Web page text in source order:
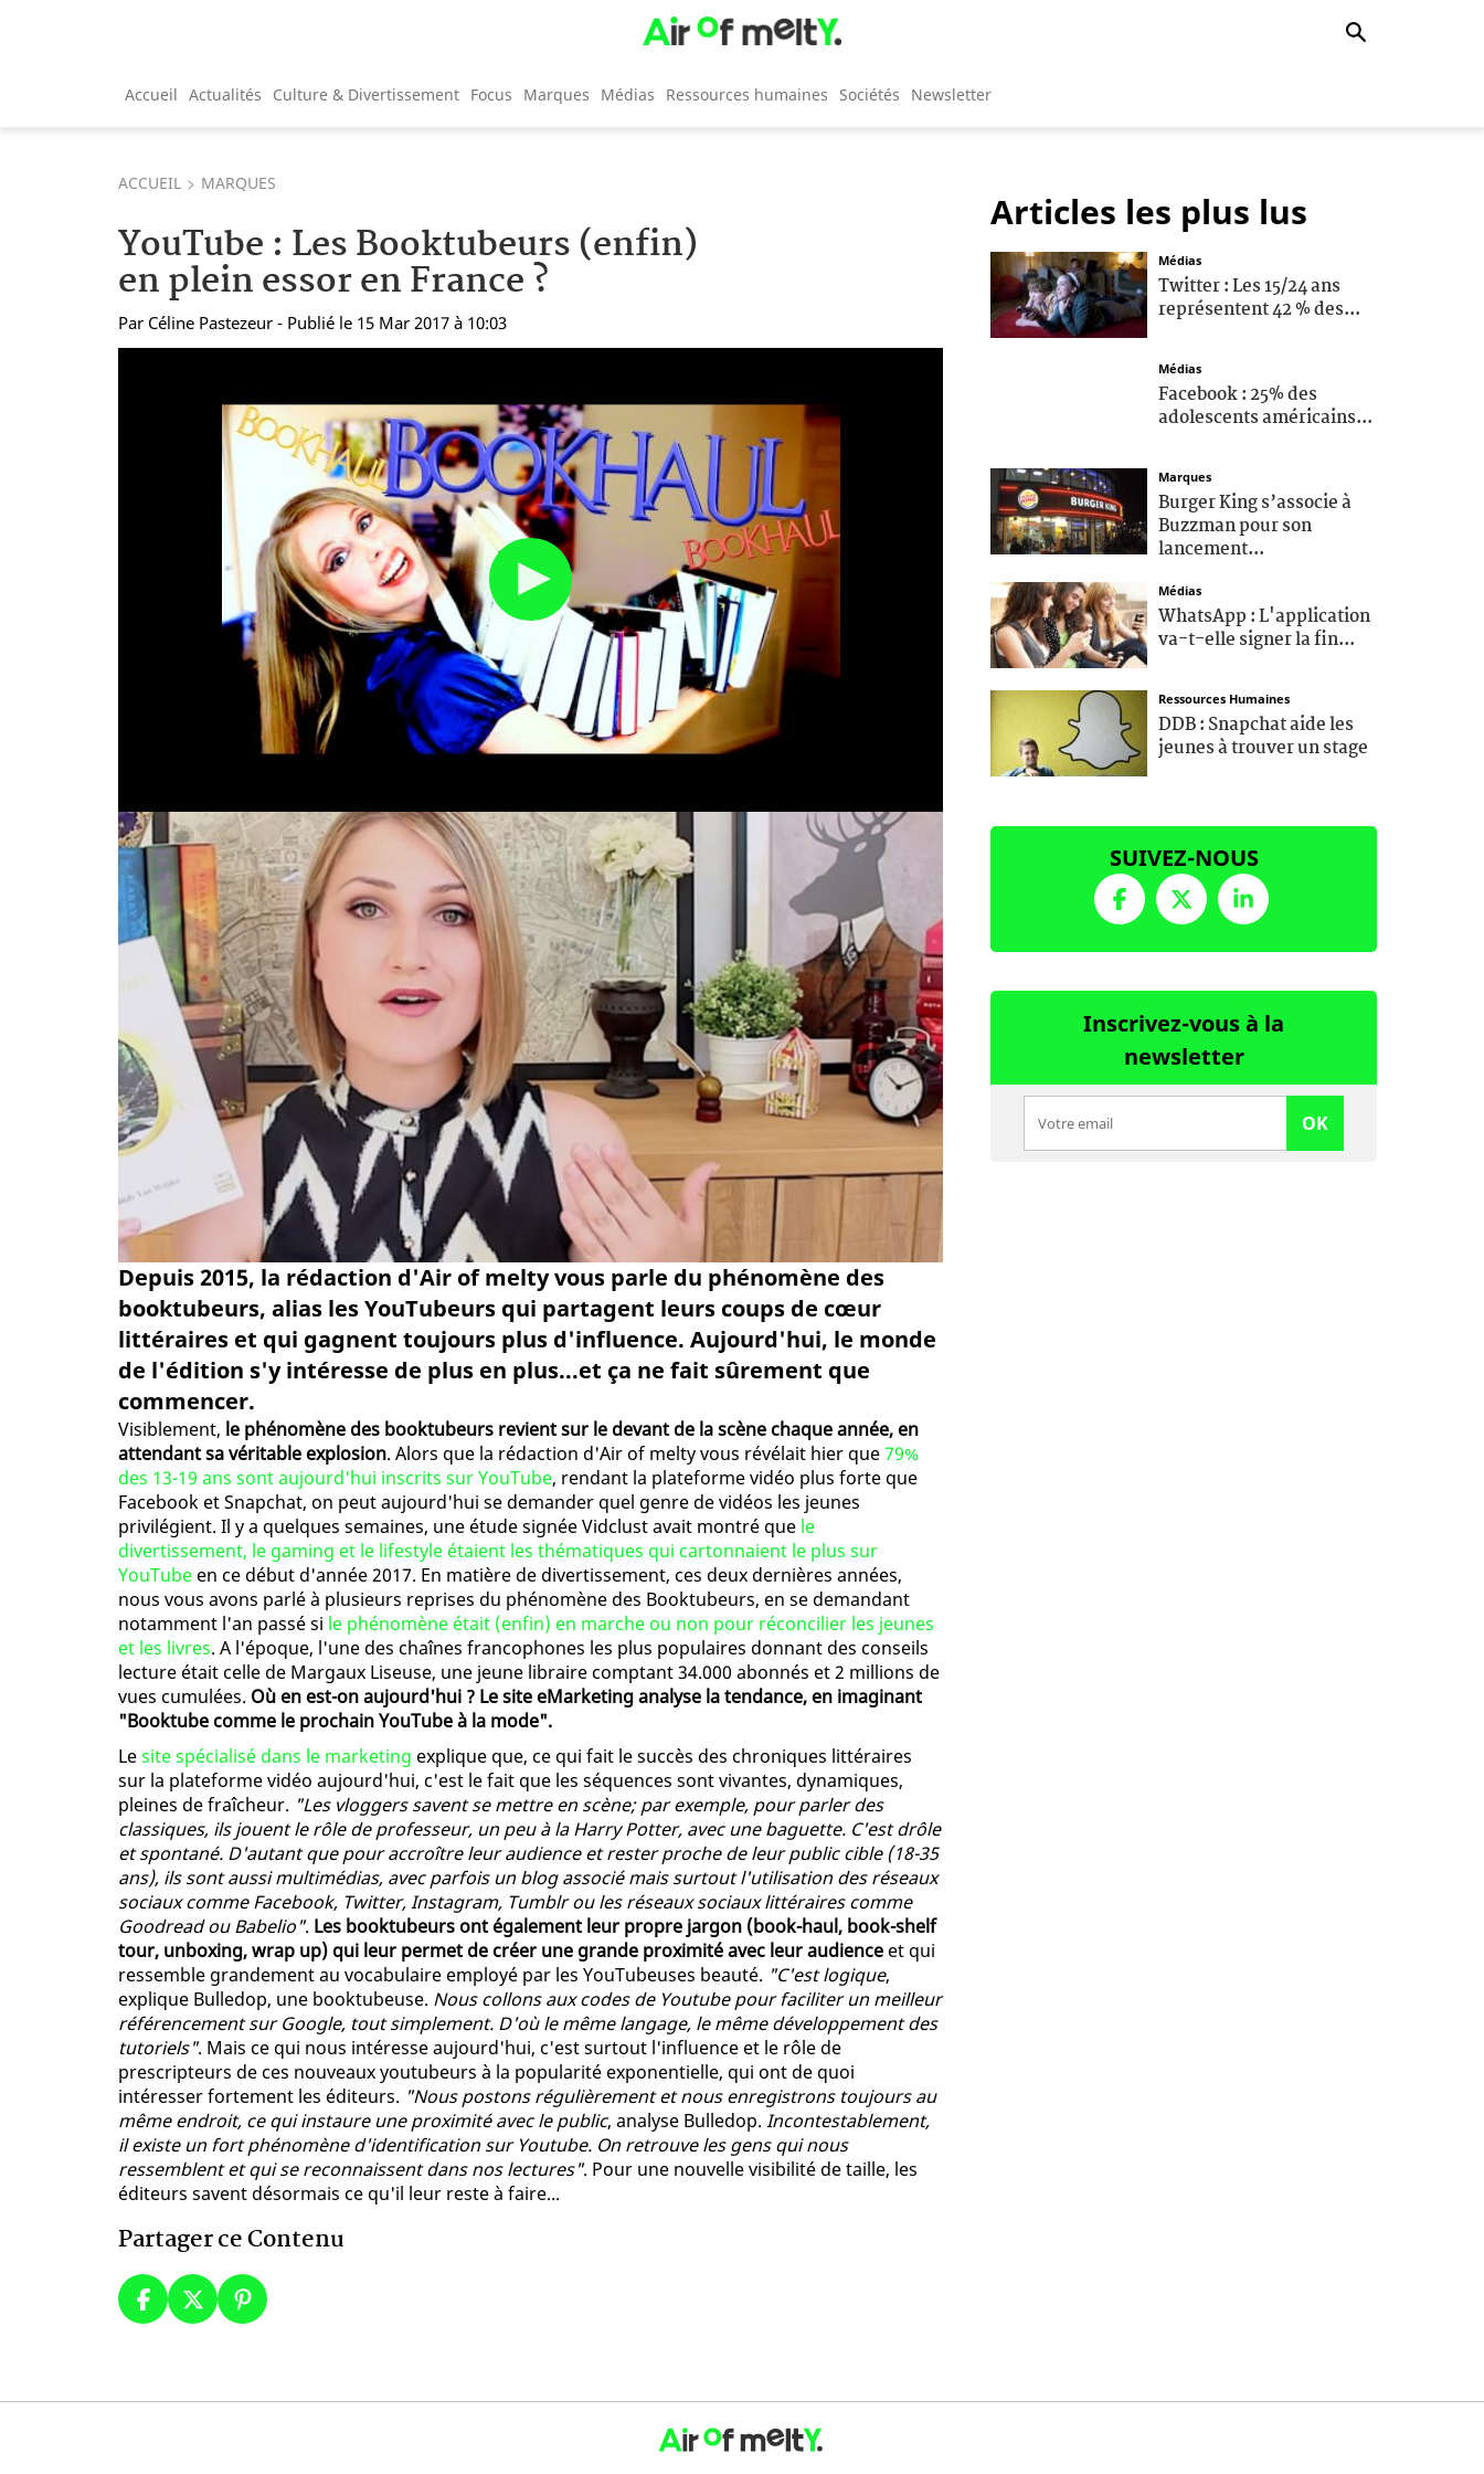
Accueil Actualités Culture & Divertissement Focus Marques Médias Ressources humaines Sociétés Newsletter
ACCUEIL MARQUES
YouTube : Les Booktubeurs (enfin)
en plein essor en France ?
Par Céline Pastezeur - Publié le 15 Mar 2017 à 10:03
Depuis 2015, la rédaction d'Air of melty vous parle du phénomène des
booktubeurs, alias les YouTubeurs qui partagent leurs coups de cœur
littéraires et qui gagnent toujours plus d'influence. Aujourd'hui, le monde
de l'édition s'y intéresse de plus en plus...et ça ne fait sûrement que
commencer.
Visiblement, le phénomène des booktubeurs revient sur le devant de la scène chaque année, en
attendant sa véritable explosion. Alors que la rédaction d'Air of melty vous révélait hier que79%
des 13-19 ans sont aujourd'hui inscrits sur YouTube, rendant la plateforme vidéo plus forte que
Facebook et Snapchat, on peut aujourd'hui se demander quel genre de vidéos les jeunes
privilégient. Il y a quelques semaines, une étude signée Vidclust avait montré que le
divertissement, le gaming et le lifestyle étaient les thématiques qui cartonnaient le plus sur
YouTube en ce début d'année 2017. En matière de divertissement, ces deux dernières années,
nous vous avons parlé à plusieurs reprises du phénomène des Booktubeurs, en se demandant
notamment l'an passé si le phénomène était (enfin) en marche ou non pour réconcilier les jeunes
et les livres. A l'époque, l'une des chaînes francophones les plus populaires donnant des conseils
lecture était celle de Margaux Liseuse, une jeune libraire comptant 34.000 abonnés et 2 millions de
vues cumulées. Où en est-on aujourd'hui ? Le site eMarketing analyse la tendance, en imaginant
"Booktube comme le prochain YouTube à la mode".
Lesite spécialisé dans le marketing explique que, ce qui fait le succès des chroniques littéraires
sur la plateforme vidéo aujourd'hui, c'est le fait que les séquences sont vivantes, dynamiques,
pleines de fraîcheur. "Les vloggers savent se mettre en scène; par exemple, pour parler des
classiques, ils jouent le rôle de professeur, un peu à la Harry Potter, avec une baguette. C'est drôle
et spontané. D'autant que pour accroître leur audience et rester proche de leur public cible (18-35
ans), ils sont aussi multimédias, avec parfois un blog associé mais surtout l'utilisation des réseaux
sociaux comme Facebook, Twitter, Instagram, Tumblr ou les réseaux sociaux littéraires comme
Goodread ou Babelio". Les booktubeurs ont également leur propre jargon (book-haul, book-shelf
tour, unboxing, wrap up) qui leur permet de créer une grande proximité avec leur audience et qui
ressemble grandement au vocabulaire employé par les YouTubeuses beauté. "C'est logique,
explique Bulledop, une booktubeuse. Nous collons aux codes de Youtube pour faciliter un meilleur
référencement sur Google, tout simplement. D'où le même langage, le même développement des
tutoriels". Mais ce qui nous intéresse aujourd'hui, c'est surtout l'influence et le rôle de
prescripteurs de ces nouveaux youtubeurs à la popularité exponentielle, qui ont de quoi
intéresser fortement les éditeurs. "Nous postons régulièrement et nous enregistrons toujours au
même endroit, ce qui instaure une proximité avec le public, analyse Bulledop. Incontestablement,
il existe un fort phénomène d'identification sur Youtube. On retrouve les gens qui nous
ressemblent et qui se reconnaissent dans nos lectures". Pour une nouvelle visibilité de taille, les
éditeurs savent désormais ce qu'il leur reste à faire...
Partager ce Contenu
Articles les plus lus
Médias
Twitter : Les 15/24 ans
représentent 42 % des...
Médias
Facebook : 25% des
adolescents américains...
Marques
Burger King s’associe à
Buzzman pour son
lancement...
Médias
WhatsApp : L'application
va-t-elle signer la fin...
Ressources Humaines
DDB : Snapchat aide les
jeunes à trouver un stage
SUIVEZ-NOUS
Inscrivez-vous à la
newsletter
OK